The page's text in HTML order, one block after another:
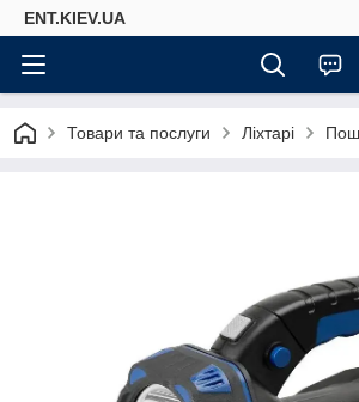
ENT.KIEV.UA
Товари та послуги Ліхтарі